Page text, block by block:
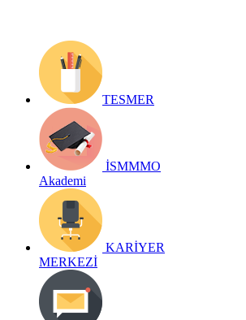
TESMER
İSMMMO
Akademi
KARİYER
MERKEZİ